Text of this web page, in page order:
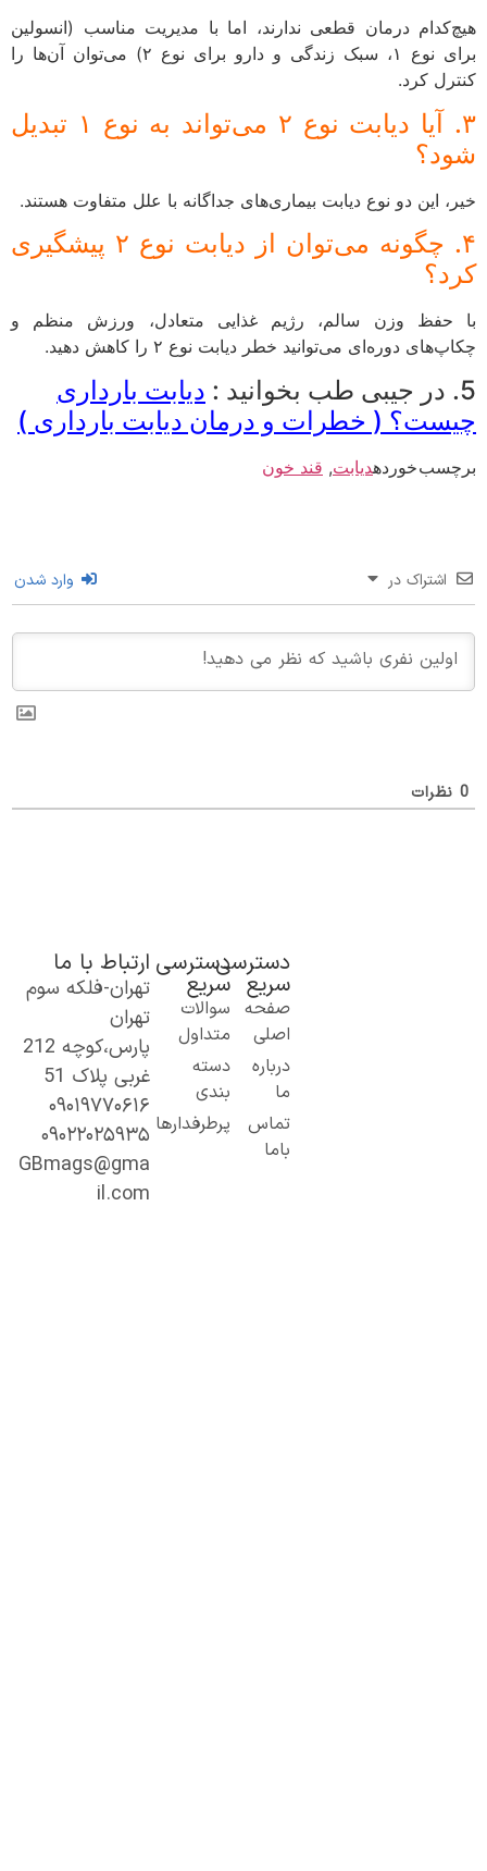
درمان قطعی ندارند، اما با مدیریت مناسب (انسولین
برای نوع ۱، سبک زندگی و دارو برای نوع ۲) می‌توان آن‌ها را
کرد.
۳. آیا دیابت نوع ۲ می‌تواند به نوع ۱ تبدیل
این دو نوع دیابت بیماری‌های جداگانه با علل متفاوت هستند.
۴. چگونه می‌توان از دیابت نوع ۲ پیشگیری
حفظ وزن سالم، رژیم غذایی متعادل، ورزش منظم و
دوره‌ای می‌توانید خطر دیابت نوع ۲ را کاهش دهید.
دیابت بارداری
( خطرات و درمان دیابت بارداری )
خوردهدیابت,قند خون
اشتراک در وارد شدن
دسترسی
سریع
صفحه
اصلی
درباره
تماس
دسترسی
سریع
سوالات
متداول
دسته
بندی
پرطرفدارها
ارتباط با ما
تهران-فلکه سوم
تهران
پارس،کوچه 212
غربی پلاک 51
۰۹۰۱۹۷۷۰۶۱۶
۰۹۰۲۲۰۲۵۹۳۵
GBmags@gma
il.com